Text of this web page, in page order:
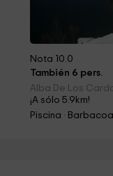
Nota 10.0
También 6 pers.
Alba De Los
¡A sólo 5.9km!